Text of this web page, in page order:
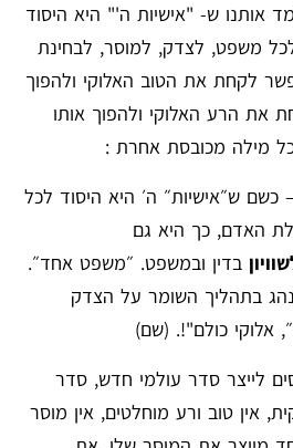
אותנו ש- "אישיות ה'" היא היסוד
משפט, לצדק, למוסר, לבחינת
לקחת את הטוב האלוקי ולהפוך
את הרע האלוקי ולהפוך אותו
כל מילה מכובסת אחרת :
– כשם ש״אישיות״ ה׳ היא היסוד לכל
האדם, כך היא גם
בדין ובמשפט. ״משפט אחד״.
בתהליך השומר על הצדק
אלוקי כולם"!. (שם)
לייצר סדר עולמי חדש, סדר
אין טוב ורע מוחלטים, אין מוסר